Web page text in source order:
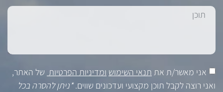
אני מאשר/ת את תנאי השימוש ומדיניות הפרטיות של האתר,
ואני רוצה לקבל תוכן מקצועי ועדכונים שווים.*ניתן להסרה בכל